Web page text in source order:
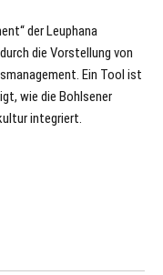
der Leuphana
die Vorstellung von
Ein Tool ist
wie die Bohlsener
integriert.